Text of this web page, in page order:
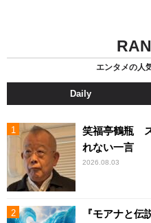
エンタメの人
Daily
笑福亭鶴瓶
れない一言
2026.08.03
『モアナと